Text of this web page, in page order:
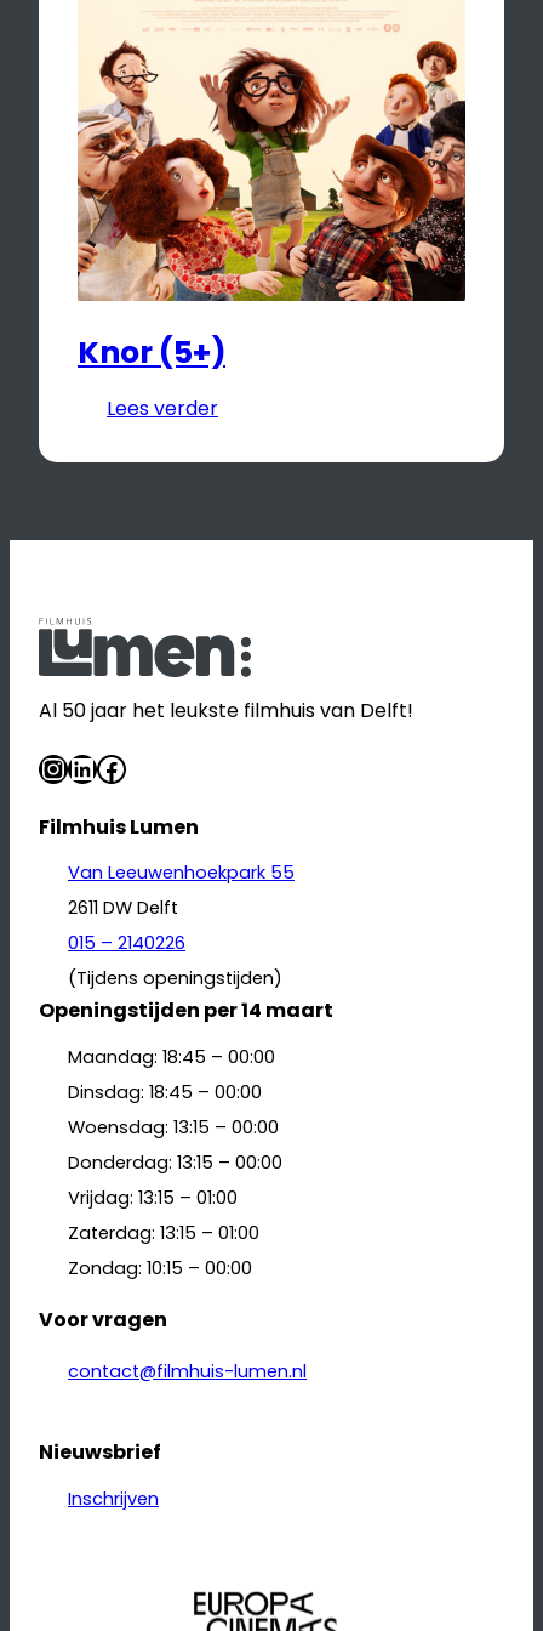
Knor (5+)
Lees verder
Al 50 jaar het leukste filmhuis van Delft!
InstagramLinkedIn Facebook
Filmhuis Lumen
Van Leeuwenhoekpark 55
2611 DW Delft
015 – 2140226
(Tijdens openingstijden)
Openingstijden per 14 maart
Maandag: 18:45 – 00:00
Dinsdag: 18:45 – 00:00
Woensdag: 13:15 – 00:00
Donderdag: 13:15 – 00:00
Vrijdag: 13:15 – 01:00
Zaterdag: 13:15 – 01:00
Zondag: 10:15 – 00:00
Voor vragen
contact@filmhuis-lumen.nl
Nieuwsbrief
Inschrijven